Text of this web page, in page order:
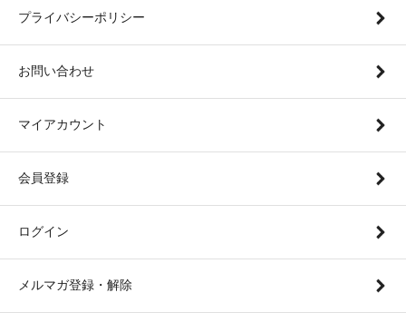
プライバシーポリシー
お問い合わせ
マイアカウント
会員登録
ログイン
メルマガ登録・解除